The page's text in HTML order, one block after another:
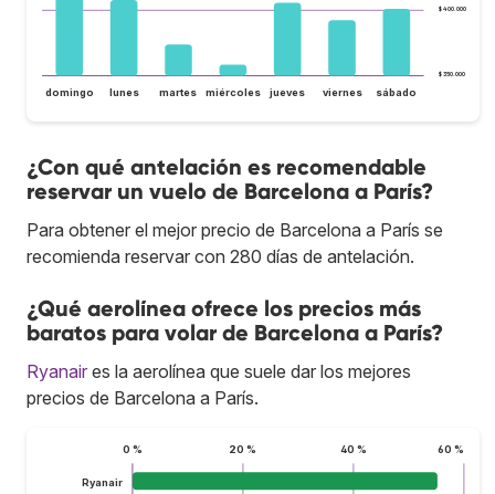
$ 350.000
$ 400.000
domingo lunes martes miércoles jueves viernes sábado
¿Con qué antelación es recomendable
reservar un vuelo de Barcelona a París?
Para obtener el mejor precio de Barcelona a París se
recomienda reservar con 280 días de antelación.
¿Qué aerolínea ofrece los precios más
baratos para volar de Barcelona a París?
Ryanair es la aerolínea que suele dar los mejores
precios de Barcelona a París.
0 % 20 % 40 % 60 %
Ryanair